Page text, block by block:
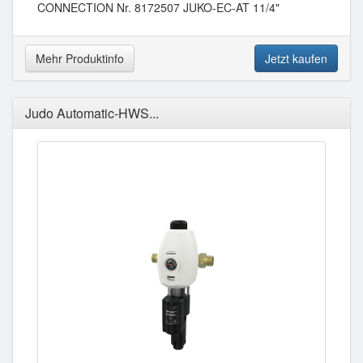
CONNECTION Nr. 8172507 JUKO-EC-AT 11/4"
Mehr Produktinfo Jetzt kaufen
Judo Automatic-HWS...